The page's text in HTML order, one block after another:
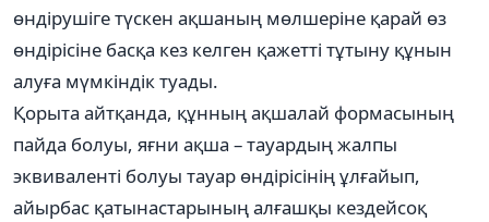
өндірушіге түскен ақшаның мөлшеріне қарай өз
өндірісіне басқа кез келген қажетті тұтыну құнын
алуға мүмкіндік туады.
Қорыта айтқанда, құнның ақшалай формасының
пайда болуы, яғни ақша – тауардың жалпы
эквиваленті болуы тауар өндірісінің ұлғайып,
айырбас қатынастарының алғашқы кездейсоқ